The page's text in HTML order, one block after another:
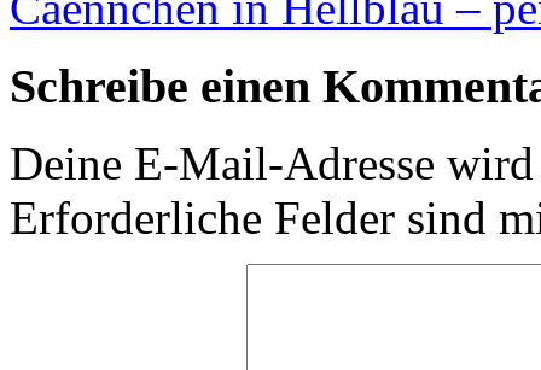
Schreibe einen
Deine E-Mail-Adresse
Erforderliche Felder sind